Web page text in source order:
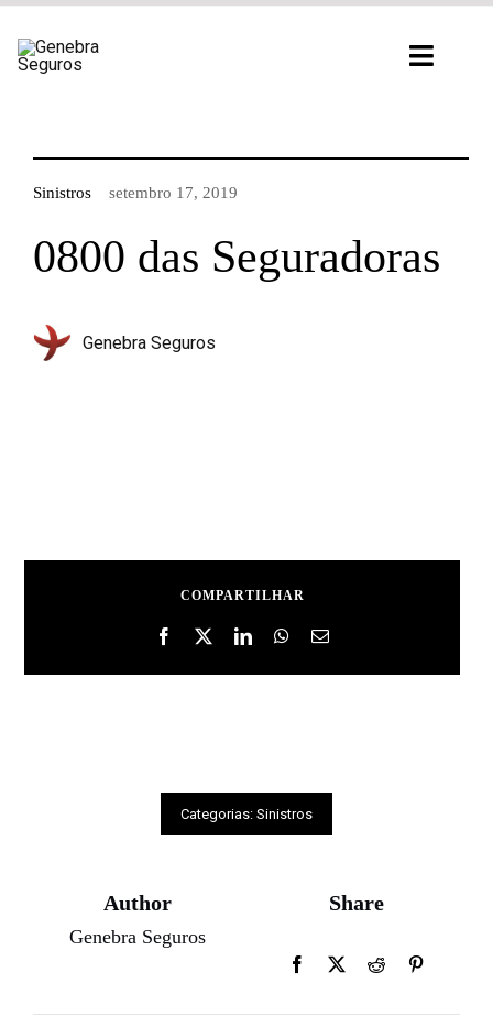
para
Sinistros setembro 17, 2019
0800 das Seguradoras
Genebra Seguros
COMPARTILHAR
Categorias: Sinistros
Author
Genebra Seguros
Share